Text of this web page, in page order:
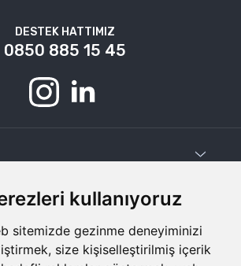
kullanıyoruz
sitemizde gezinme deneyiminizi
size kişiselleştirilmiş içerik
DESTEK HATTIMIZ
0850 885 15 45